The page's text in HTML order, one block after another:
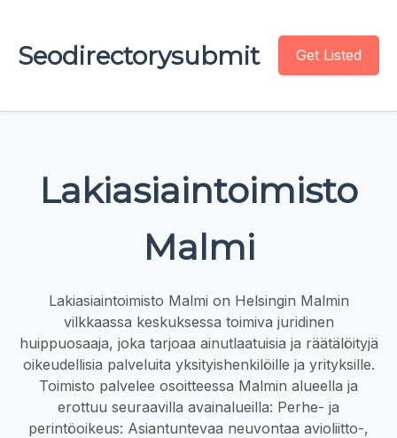
Seodirectorysubmit Get Listed
Lakiasiaintoimisto
Malmi
Lakiasiaintoimisto Malmi on Helsingin Malmin
vilkkaassa keskuksessa toimiva juridinen
huippuosaaja, joka tarjoaa ainutlaatuisia ja räätälöityjä
oikeudellisia palveluita yksityishenkilöille ja yrityksille.
Toimisto palvelee osoitteessa Malmin alueella ja
erottuu seuraavilla avainalueilla: Perhe- ja
perintöoikeus: Asiantuntevaa neuvontaa avioliitto-,